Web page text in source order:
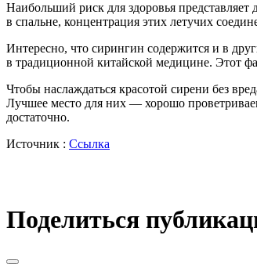
Наибольший риск для здоровья
в спальне, концентрация этих летучих
Интересно, что сирингин содержится и в
в традиционной китайской медицине. Этот
Чтобы наслаждаться красотой сирени без
Лучшее место для них — хорошо
достаточно.
Источник : Ссылка
Поделиться